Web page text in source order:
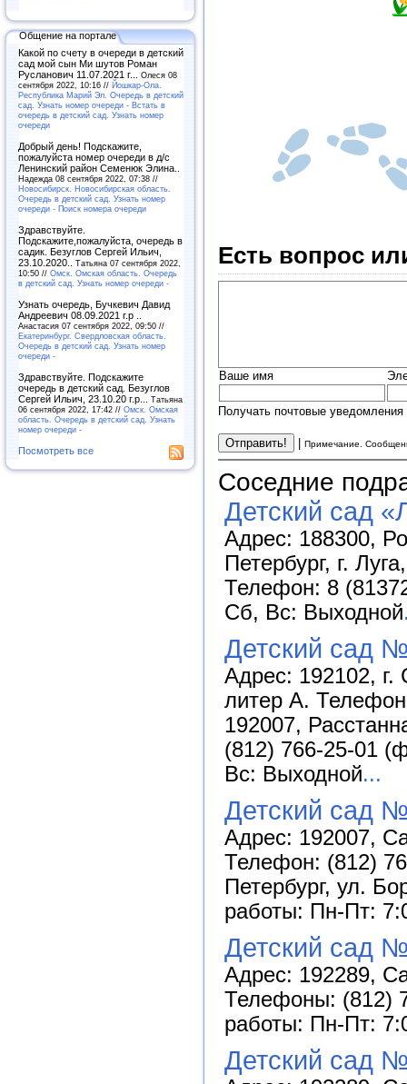
Общение на портале
Какой по счету в очереди в детский
сад мой сын Ми шутов Роман
Русланович 11.07.2021 г... Олеся 08
сентября 2022, 10:16 // Йошкар-Ола.
Республика Марий Эл. Очередь в детский
сад. Узнать номер очереди - Встать в
очередь в детский сад. Узнать номер
очереди
Добрый день! Подскажите,
пожалуйста номер очереди в д/с
Ленинский район Семенюк Элина..
Надежда 08 сентября 2022, 07:38 //
Новосибирск. Новосибирская область.
Очередь в детский сад. Узнать номер
очереди - Поиск номера очереди
Здравствуйте.
Подскажите,пожалуйста, очередь в
садик. Безуглов Сергей Ильич,
23.10.2020.. Татьяна 07 сентября 2022,
10:50 // Омск. Омская область. Очередь
в детский сад. Узнать номер очереди -
Узнать очередь, Бучкевич Давид
Андреевич 08.09.2021 г.р ..
Анастасия 07 сентября 2022, 09:50 //
Екатеринбург. Свердловская область.
Очередь в детский сад. Узнать номер
очереди -
Здравствуйте. Подскажите
очередь в детский сад. Безуглов
Сергей Ильич, 23.10.20 г.р... Татьяна
06 сентября 2022, 17:42 // Омск. Омская
область. Очередь в детский сад. Узнать
номер очереди -
Посмотреть все
Есть вопрос
Ваше имя
Получать почтовые
Примечание.
Соседние
Детский сад
Адрес: 188300,
Петербург, г.
Телефон: 8
Сб, Вс: Выходной
Детский сад
Адрес: 192102, г.
литер А.
192007,
(812) 766-25-01
Вс: Выходной...
Детский сад
Адрес: 192007,
Телефон: (812)
Петербург, ул.
работы: Пн-Пт:
Детский сад
Адрес: 192289,
Телефоны: (812)
работы: Пн-Пт:
Детский сад